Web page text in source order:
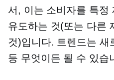
서, 이는 소비자를 특정
유도하는 것(또는 다른
것)입니다. 트렌드는 새
등 무엇이든 될 수 있습